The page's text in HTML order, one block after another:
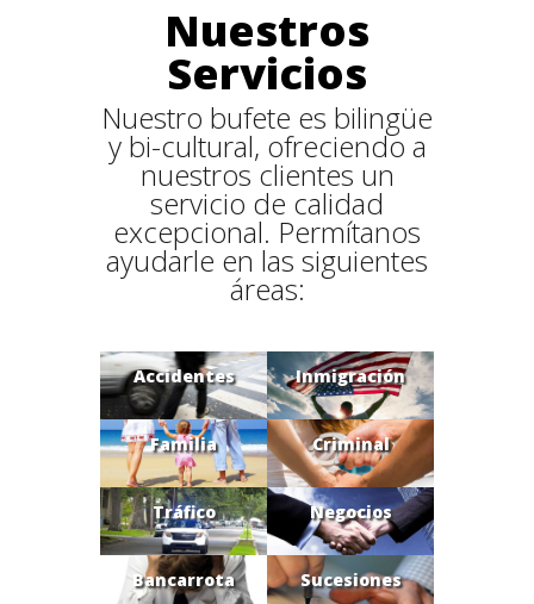
Nuestros
Servicios
Nuestro bufete es bilingüe
y bi-cultural, ofreciendo a
nuestros clientes un
servicio de calidad
excepcional. Permítanos
ayudarle en las siguientes
áreas:
Accidentes Inmigración
Familia Criminal
Tráfico Negocios
Bancarrota Sucesiones